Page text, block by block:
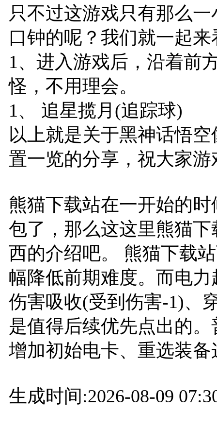
只不过这游戏只有那么
口钟的呢？我们就一起
1、进入游戏后，沿着前
怪，不用理会。
1、 追星揽月(追踪球)
以上就是关于黑神话悟
置一览的分享，祝大家
熊猫下载站在一开始的
包了，那么这这里熊猫
西的介绍吧。 熊猫下载
幅降低前期难度。而电
伤害吸收(受到伤害-1)、
是值得后续优先点出的
增加初始电卡、重选装
生成时间:2026-08-09